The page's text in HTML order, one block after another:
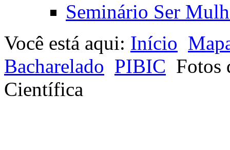
Seminário Ser
Você está aqui: Início
Bacharelado PIBIC Fotos
Científica